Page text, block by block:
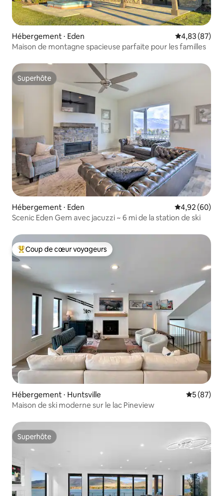
Hébergement ⋅ Eden Évaluation
4,83 (87)
Maison de montagne spacieuse parfaite pour les familles
Superhôte
Superhôte
Hébergement ⋅ Eden Évaluation
4,92 (60)
Scenic Eden Gem avec jacuzzi ~ 6 mi de la station de ski
Coups de cœur voyageurs les plus appréciés
Coup de cœur voyageurs
Hébergement ⋅ Huntsville
5 (87)
Maison de ski moderne sur le lac Pineview
Superhôte
Superhôte